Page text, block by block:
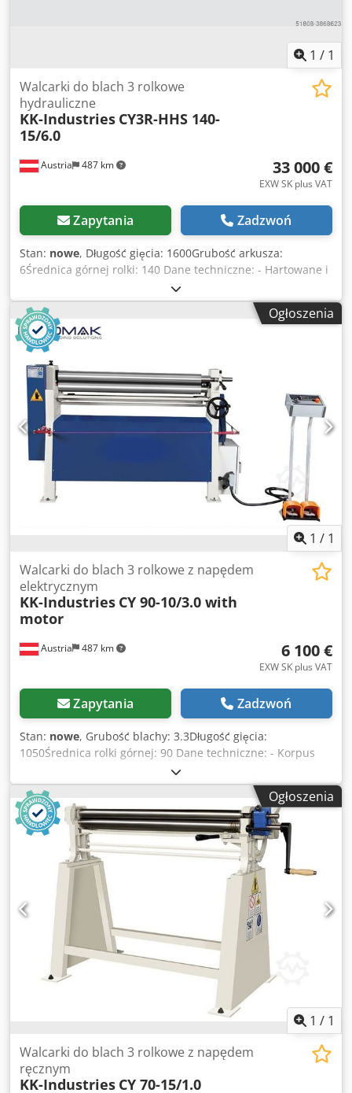
1 / 1
Austria 487 km
Walcarki do blach 3 rolkowe
hydrauliczne
KK-Industries CY3R-HHS 140-
15/6.0
33 000 €
EXW SK plus VAT
Zapytania Zadzwoń
Stan: nowe, Długość gięcia: 1600Grubość arkusza:
6Średnica górnej rolki: 140 Dane techniczne: - Hartowane i
polerowane rolki - Kompletny korpus wykonany ze stali ST-
52 - Urządzenie do gięcia stożkowego - Wyświetlacz
cyfrowy dla walców bocznych - Przenośny panel sterowania
- Rolki są zamontowane z łożyskami - Górna osłona wału,
otwierana i zamykana hydraulicznie za pomocą panelu
sterowania. - Wszystkie rolki są napędzane przez silnik
hydrauliczny i przekładnie planetarne - Ruchy boczne są
napędzane hydraulicznie Opcje: - Zmienna prędkość
obrotowa EURO 4.682,--. - Stół podawania materiału na
życzenie - Chłodnica oleju EURO 1.040,-- - Podpora
centralna EURO 8.250,-- - Wsporniki boczne EURO 4.580,--
Cjdpfed Ab Ttox Apberf Posiadamy wiele referencji!
Ogłoszenia
1 / 1
Austria 487 km
Walcarki do blach 3 rolkowe z napędem
elektrycznym
KK-Industries CY 90-10/3.0 with
motor
6 100 €
EXW SK plus VAT
Zapytania Zadzwoń
Stan: nowe, Grubość blachy: 3.3Długość gięcia:
1050Średnica rolki górnej: 90 Dane techniczne: - Korpus
żeliwny - Gięcie ręczne lub z napędem silnikowym (opcja) -
Po zagięciu otworzyć górną rolkę na bok, aby łatwo usunąć
materiał - Urządzenie do gięcia stożków - Ruch rolki tylnej i
dolnej w górę i w dół ręczny za pomocą koła ręcznego -
Przenośny panel sterowania - Zgodnie z normami CE
Codod Ab T Djpfx Apberf Opcje: - Wałek tylny z silnikiem
EURO 825,--. - Cyfrowy wyświetlacz pokazujący pozycję
walca tylnego EURO 1.010,-- - Pokrywa nadwozia EURO 274,
-- - Rolki hartowane EURO 480, --. Posiadamy wiele
referencji!
Ogłoszenia
1 / 1
Walcarki do blach 3 rolkowe z napędem
ręcznym
KK-Industries CY 70-15/1.0